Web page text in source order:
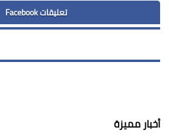
تعليقات Facebook
أخبار مميزة